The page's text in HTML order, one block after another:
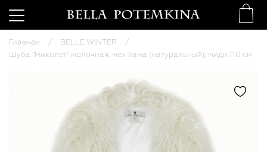
Главная
BELLE WINTER
Шуба "Николет" молочная, мех лама (натуральный), миди 110 см